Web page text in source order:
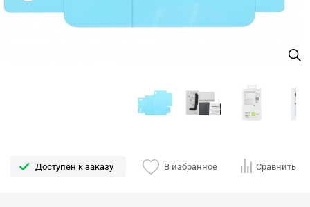
Доступен к заказу В избранное Сравнить